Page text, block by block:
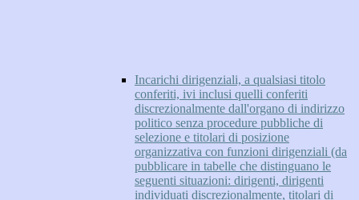
Incarichi dirigenziali, a qualsiasi titolo
conferiti, ivi inclusi quelli conferiti
discrezionalmente dall'organo di indirizzo
politico senza procedure pubbliche di
selezione e titolari di posizione
organizzativa con funzioni dirigenziali (da
pubblicare in tabelle che distinguano le
seguenti situazioni: dirigenti, dirigenti
individuati discrezionalmente, titolari di